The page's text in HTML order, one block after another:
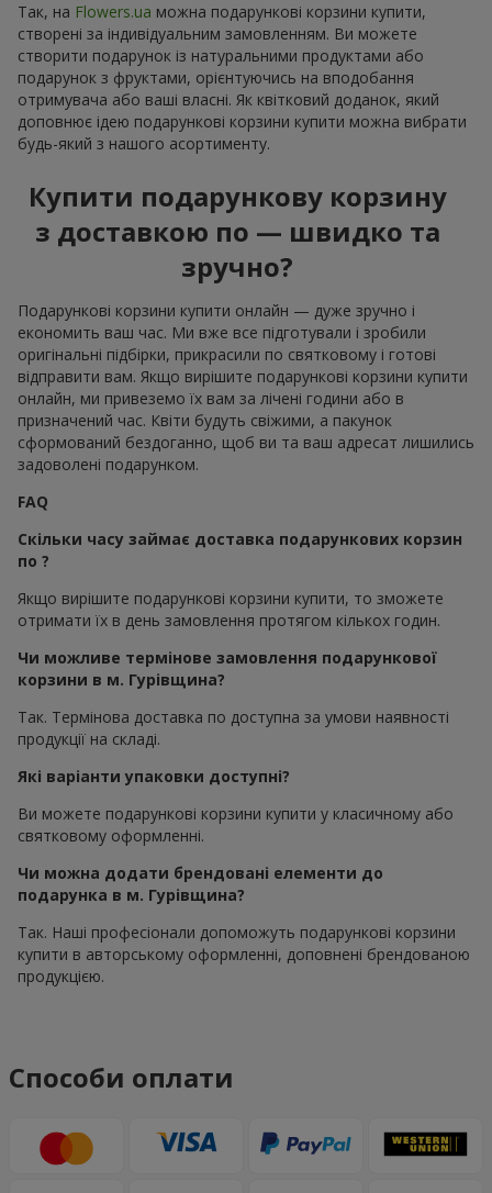
Так, на Flowers.ua можна подарункові корзини купити,
створені за індивідуальним замовленням. Ви можете
створити подарунок із натуральними продуктами або
подарунок з фруктами, орієнтуючись на вподобання
отримувача або ваші власні. Як квітковий доданок, який
доповнює ідею подарункові корзини купити можна вибрати
будь-який з нашого асортименту.
Купити подарункову корзину
з доставкою по — швидко та
зручно?
Подарункові корзини купити онлайн — дуже зручно і
економить ваш час. Ми вже все підготували і зробили
оригінальні підбірки, прикрасили по святковому і готові
відправити вам. Якщо вирішите подарункові корзини купити
онлайн, ми привеземо їх вам за лічені години або в
призначений час. Квіти будуть свіжими, а пакунок
сформований бездоганно, щоб ви та ваш адресат лишились
задоволені подарунком.
FAQ
Скільки часу займає доставка подарункових корзин
по ?
Якщо вирішите подарункові корзини купити, то зможете
отримати їх в день замовлення протягом кількох годин.
Чи можливе термінове замовлення подарункової
корзини в м. Гурівщина?
Так. Термінова доставка по доступна за умови наявності
продукції на складі.
Які варіанти упаковки доступні?
Ви можете подарункові корзини купити у класичному або
святковому оформленні.
Чи можна додати брендовані елементи до
подарунка в м. Гурівщина?
Так. Наші професіонали допоможуть подарункові корзини
купити в авторському оформленні, доповнені брендованою
продукцією.
Способи оплати